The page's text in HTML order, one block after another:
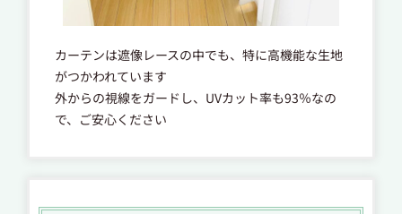
カーテンは遮像レースの中でも、特に高機能な生地
がつかわれています
外からの視線をガードし、UVカット率も93％なの
で、ご安心ください